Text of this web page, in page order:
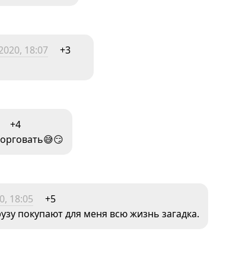
18:07
+3
+4
18:05
+5
покупают для меня всю жизнь загадка.